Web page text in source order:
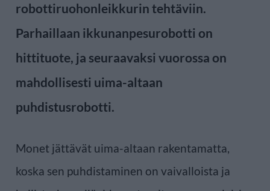
robottiruohonleikkurin tehtäviin.
Parhaillaan ikkunanpesurobotti on
hittituote, ja seuraavaksi vuorossa on
mahdollisesti uima-altaan
puhdistusrobotti.
Monet jättävät uima-altaan rakentamatta,
koska sen puhdistaminen on vaivalloista ja